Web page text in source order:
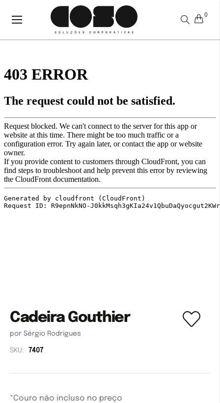
Alternar
0
Cadeira Gouthier
por Sérgio Rodrigues
SKU: 7407
*Couro não incluso no preço